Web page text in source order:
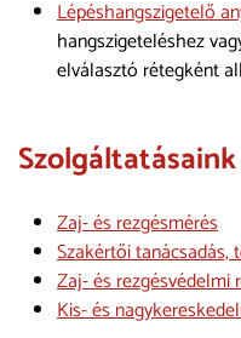
Lépéshangszigetelő
hangszigeteléshez
elválasztó rétegként
Szolgáltatásaink
Zaj- és rezgésmérés
Szakértői tanácsadás,
Zaj- és rezgésvédelmi
Kis- és